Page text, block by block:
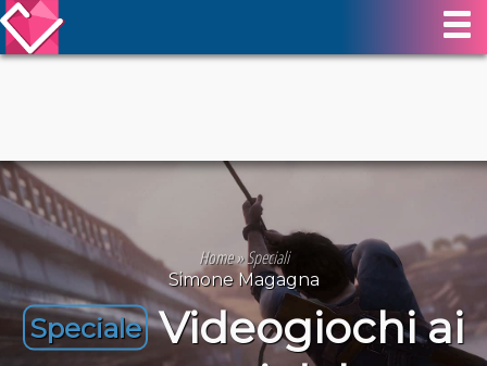
Home»Speciali
Simone Magagna
Speciale Videogiochi ai